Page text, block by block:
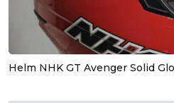
Helm NHK GT Avenger Solid